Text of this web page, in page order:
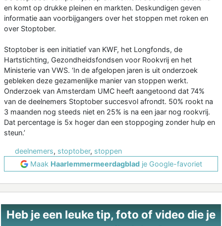
en komt op drukke pleinen en markten. Deskundigen geven
informatie aan voorbijgangers over het stoppen met roken en
over Stoptober.
Stoptober is een initiatief van KWF, het Longfonds, de
Hartstichting, Gezondheidsfondsen voor Rookvrij en het
Ministerie van VWS. ‘In de afgelopen jaren is uit onderzoek
gebleken deze gezamenlijke manier van stoppen werkt.
Onderzoek van Amsterdam UMC heeft aangetoond dat 74%
van de deelnemers Stoptober succesvol afrondt. 50% rookt na
3 maanden nog steeds niet en 25% is na een jaar nog rookvrij.
Dat percentage is 5x hoger dan een stoppoging zonder hulp en
steun.’
deelnemers, stoptober, stoppen
Maak Haarlemmermeerdagbladje Google-favoriet
Heb je een leuke tip, foto of video die je